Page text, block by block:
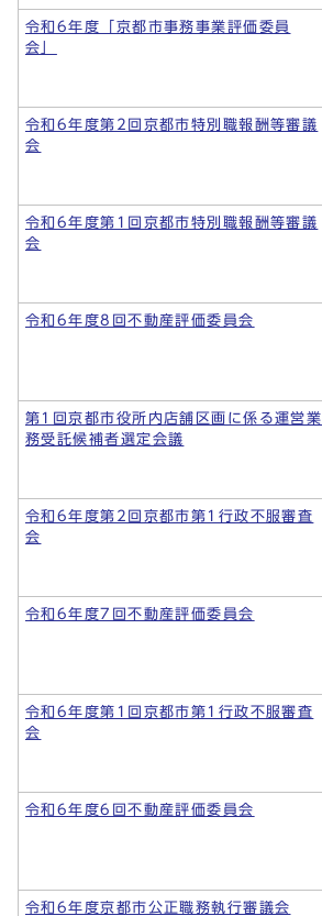
令和6年度「京都市事務事業評価委員
会」
令和6年度第2回京都市特別職報酬等審議
会
令和6年度第1回京都市特別職報酬等審議
会
令和6年度8回不動産評価委員会
第1回京都市役所内店舗区画に係る運営業
務受託候補者選定会議
令和6年度第2回京都市第1行政不服審査
会
令和6年度7回不動産評価委員会
令和6年度第1回京都市第1行政不服審査
会
令和6年度6回不動産評価委員会
令和6年度京都市公正職務執行審議会